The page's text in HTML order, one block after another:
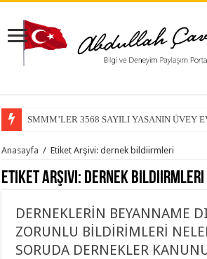
SMMM’LER 3568 SAYILI YASANIN ÜVEY
Anasayfa / Etiket Arşivi: dernek bildiirmleri
Etiket Arşivi: dernek bildiirmleri
DERNEKLERİN BEYANNAME
ZORUNLU BİLDİRİMLERİ
SORUDA DERNEKLER